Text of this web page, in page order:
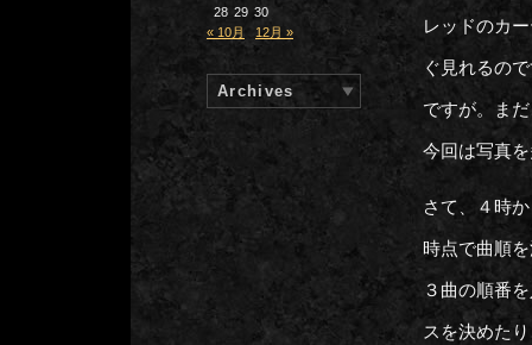
レッドのカ
ぐ見れるの
ですが。ま
今回は写真
さて、４時
時点で曲順
３曲の順番
スを決めた
28 29 30
« 10月
12月 »
Archives